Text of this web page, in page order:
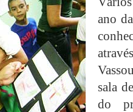
ano
sala
do